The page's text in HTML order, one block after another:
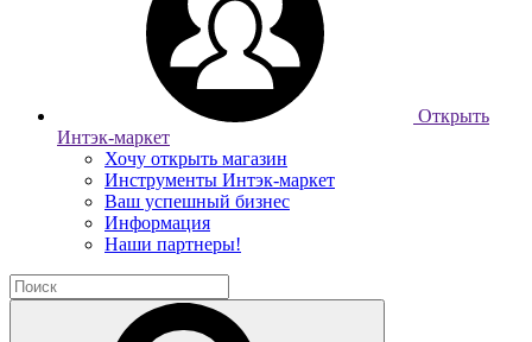
Открыть
Интэк-маркет
Хочу открыть магазин
Инструменты Интэк-маркет
Ваш успешный бизнес
Информация
Наши партнеры!